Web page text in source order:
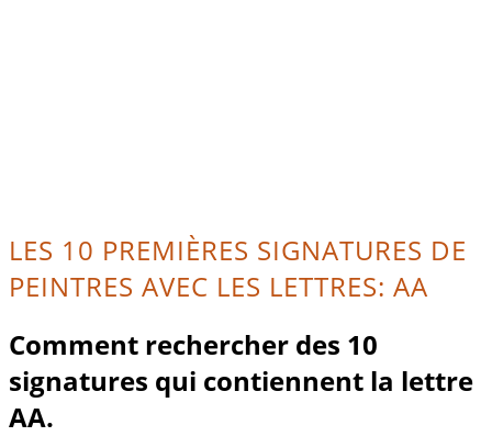
LES 10 PREMIÈRES SIGNATURES DE
PEINTRES AVEC LES LETTRES: AA
Comment rechercher des 10
signatures qui contiennent la lettre
AA.